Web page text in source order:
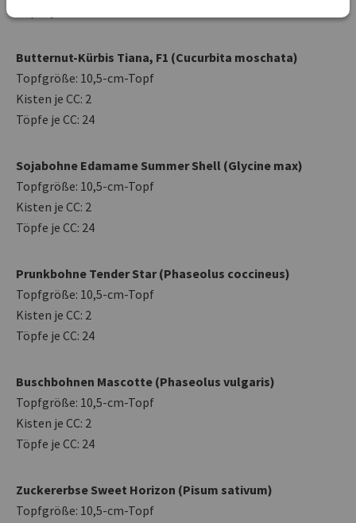
Butternut-Kürbis Tiana, F1 (Cucurbita moschata)
Topfgröße: 10,5-cm-Topf
Kisten je CC: 2
Töpfe je CC: 24
Sojabohne Edamame Summer Shell (Glycine max)
Topfgröße: 10,5-cm-Topf
Kisten je CC: 2
Töpfe je CC: 24
Prunkbohne Tender Star (Phaseolus coccineus)
Topfgröße: 10,5-cm-Topf
Kisten je CC: 2
Töpfe je CC: 24
Buschbohnen Mascotte (Phaseolus vulgaris)
Topfgröße: 10,5-cm-Topf
Kisten je CC: 2
Töpfe je CC: 24
Zuckererbse Sweet Horizon (Pisum sativum)
Topfgröße: 10,5-cm-Topf